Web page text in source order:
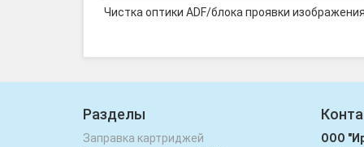
Чистка оптики ADF/блока проявки изображения
Разделы
Заправка картриджей
ООО